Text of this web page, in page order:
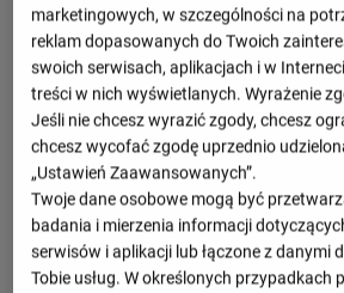
marketingowych, w szczególności na
reklam dopasowanych do Twoich
swoich serwisach, aplikacjach i w
treści w nich wyświetlanych. Wyrażenie
Jeśli nie chcesz wyrazić zgody, chcesz
chcesz wycofać zgodę uprzednio
„Ustawień Zaawansowanych”.
Twoje dane osobowe mogą być
badania i mierzenia informacji
serwisów i aplikacji lub łączone z danymi
Tobie usług. W określonych przypadkach